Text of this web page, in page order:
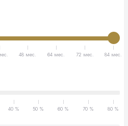
48 мес. 64 мес. 72 мес. 84 мес.
40 % 50 % 60 % 70 % 80 %